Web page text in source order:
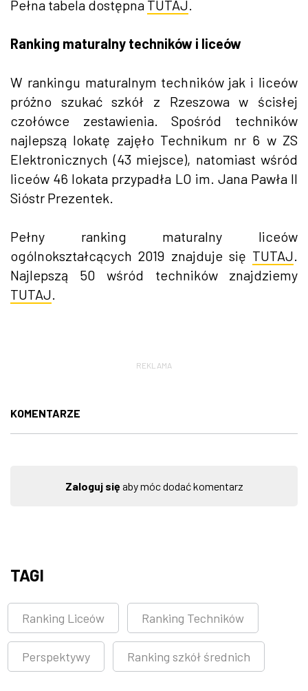
Pełna tabela dostępna TUTAJ
Ranking maturalny techników i liceów
W rankingu maturalnym techników jak i liceów
próżno szukać szkół z Rzeszowa w ścisłej
czołówce zestawienia. Spośród techników
najlepszą lokatę zajęło Technikum nr 6 w ZS
Elektronicznych (43 miejsce), natomiast wśród
liceów 46 lokata przypadła LO im. Jana Pawła II
Sióstr Prezentek.
Pełny ranking maturalny liceów
ogólnokształcących 2019 znajduje się TUTAJ
Najlepszą 50 wśród techników znajdziemy
TUTAJ
REKLAMA
KOMENTARZE
Zaloguj sięaby móc dodać komentarz
TAGI
Ranking Liceów Ranking Techników
Perspektywy Ranking szkół średnich